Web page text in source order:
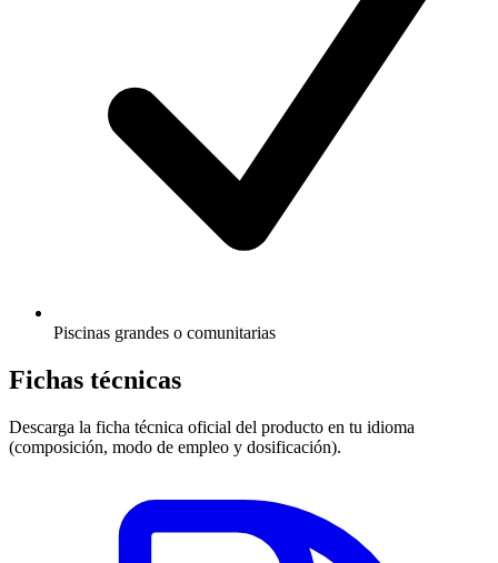
Piscinas grandes o comunitarias
Fichas técnicas
Descarga la ficha técnica oficial del producto en tu idioma
(composición, modo de empleo y dosificación).